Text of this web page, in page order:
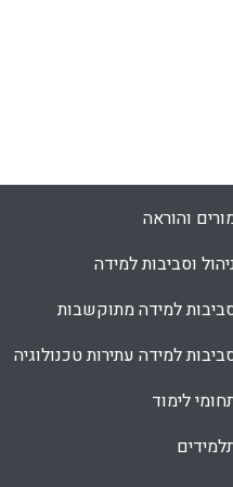
והוראה
וסביבות למידה
למידה מתוקשבות
למידה עתירות טכנולוגיה
לימוד